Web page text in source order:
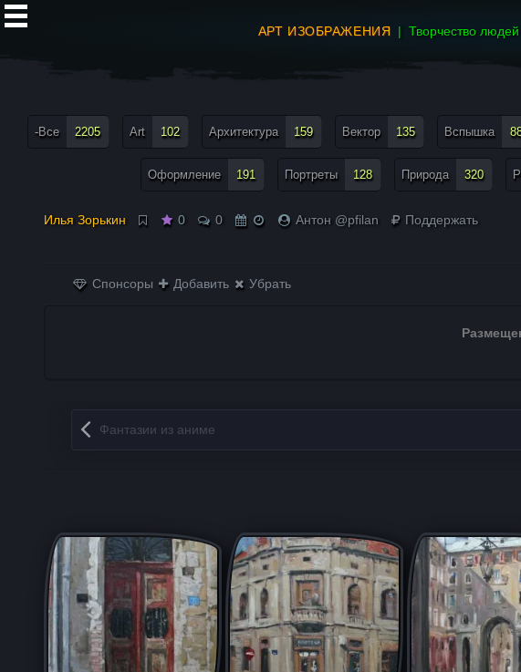
АРТ ИЗОБРАЖЕНИЯ Творчество людей
-Все 2205 Art 102 Архитектура 159 Вектор 135 Вспышка
Оформление 191 Портреты 128 Природа 320
Илья Зорькин 0 0 Антон @pfilan Поддержать
Спонсоры Добавить Убрать
Запись навигация
Фантазии из аниме